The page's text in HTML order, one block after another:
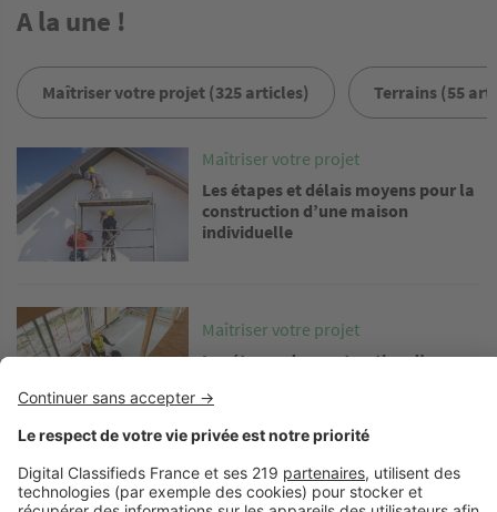
A la une !
Maîtriser votre projet (325 articles) Terrains (55
Maîtriser votre projet
Les étapes et délais moyens pour la
construction d’une maison
individuelle
Image
Maîtriser votre projet
Les étapes de construction d’une
Image
Maîtriser votre projet